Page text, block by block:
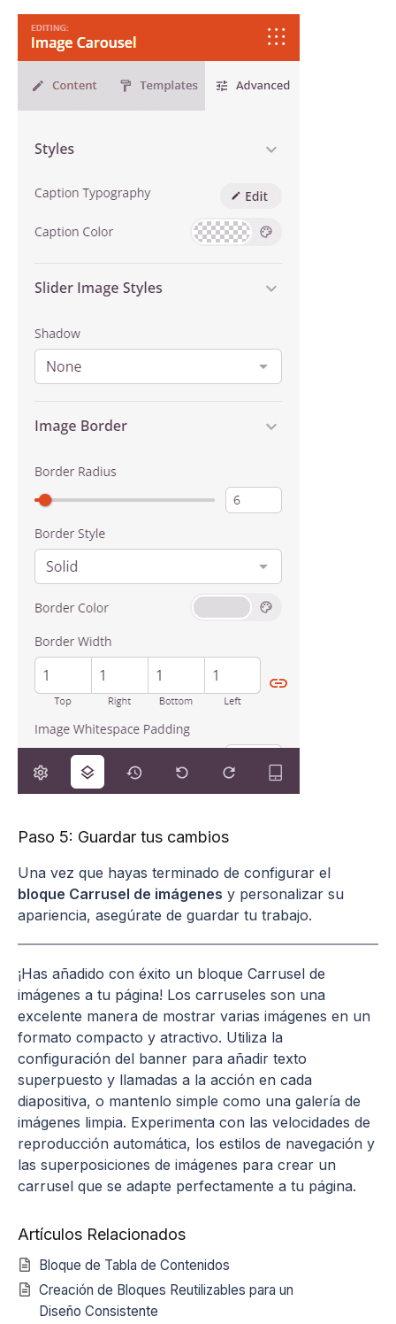
Paso 5: Guardar tus cambios
Una vez que hayas terminado de configurar el
bloque Carrusel de imágenes y personalizar su
apariencia, asegúrate de guardar tu trabajo.
¡Has añadido con éxito un bloque Carrusel de
imágenes a tu página! Los carruseles son una
excelente manera de mostrar varias imágenes en un
formato compacto y atractivo. Utiliza la
configuración del banner para añadir texto
superpuesto y llamadas a la acción en cada
diapositiva, o mantenlo simple como una galería de
imágenes limpia. Experimenta con las velocidades de
reproducción automática, los estilos de navegación y
las superposiciones de imágenes para crear un
carrusel que se adapte perfectamente a tu página.
Artículos Relacionados
Bloque de Tabla de Contenidos
Creación de Bloques Reutilizables para un
Diseño Consistente